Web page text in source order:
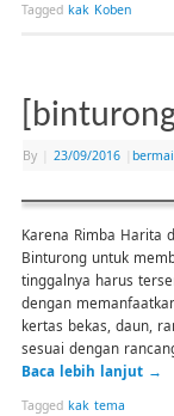
Tagged kak Koben
By 23/09/2016
Karena Rimba Harita
Binturong untuk
tinggalnya harus
dengan
kertas bekas, daun,
sesuai dengan
Baca lebih lanjut →
Tagged kak tema